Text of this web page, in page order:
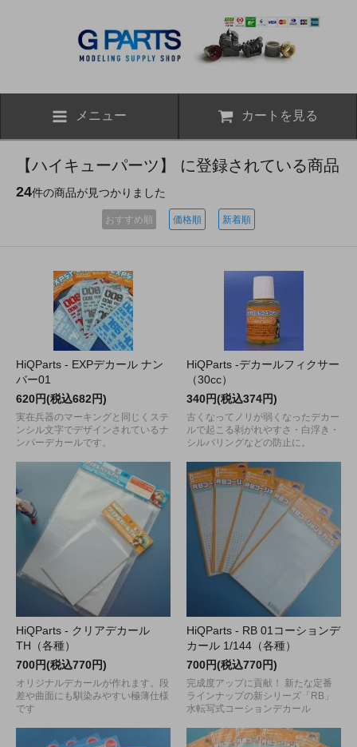
メニュー カートを見る
【ハイキューパーツ】 に登録されている商品
24件の商品が見つかりました
おすすめ順 価格順 新着順
HiQParts - EXPデカール ナン
バー01
620円(税込682円)
実在兵器のマーキングと同じくステ
ンシル文字でデザインされているナ
ンバーデカールです。
HiQParts -デカールフィクサー
（30cc）
340円(税込374円)
古くなってノリが弱くなったデカー
ルで起こる剥がれやすさ・白浮き・
シルバリングなどの防止に。
HiQParts - クリアデカール
TH（各種）
700円(税込770円)
オリジナルデカールが作れます。段
差や曲面にも馴染みやすい極薄仕様
です
HiQParts - RB 01コーションデ
カール 1/144（各種）
700円(税込770円)
完成度アップに貢献！ 新たな定番
ラインナップの新シリーズ「RB」
水転写式コーションデカール